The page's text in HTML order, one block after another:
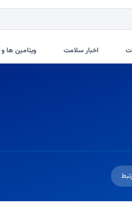
اخبار سلامت ویتامین ها